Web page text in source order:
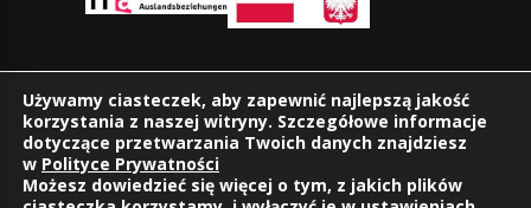
Znajdziesz nas również na:
Używamy ciasteczek, aby zapewnić najlepszą jakość
korzystania z naszej witryny. Szczegółowe informacje
dotyczące przetwarzania Twoich danych znajdziesz
w Polityce Prywatności
Możesz dowiedzieć się więcej o tym, z jakich plików